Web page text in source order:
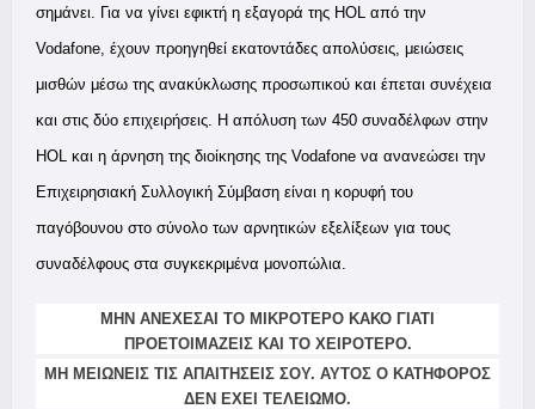
σημάνει. Για να γίνει εφικτή η εξαγορά της HOL από την
Vodafone, έχουν προηγηθεί εκατοντάδες απολύσεις, μειώσεις
μισθών μέσω της ανακύκλωσης προσωπικού και έπεται συνέχεια
και στις δύο επιχειρήσεις. Η απόλυση των 450 συναδέλφων στην
HOL και η άρνηση της διοίκησης της Vodafone να ανανεώσει την
Επιχειρησιακή Συλλογική Σύμβαση είναι η κορυφή του
παγόβουνου στο σύνολο των αρνητικών εξελίξεων για τους
συναδέλφους στα συγκεκριμένα μονοπώλια.
ΜΗΝ ΑΝΕΧΕΣΑΙ ΤΟ ΜΙΚΡΟΤΕΡΟ ΚΑΚΟ ΓΙΑΤΙ
ΠΡΟΕΤΟΙΜΑΖΕΙΣ ΚΑΙ ΤΟ ΧΕΙΡΟΤΕΡΟ.
ΜΗ ΜΕΙΩΝΕΙΣ ΤΙΣ ΑΠΑΙΤΗΣΕΙΣ ΣΟΥ. ΑΥΤΟΣ Ο ΚΑΤΗΦΟΡΟΣ
ΔΕΝ ΕΧΕΙ ΤΕΛΕΙΩΜΟ.